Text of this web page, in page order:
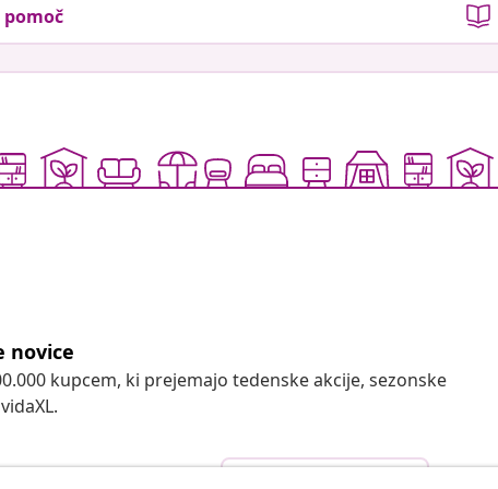
pomoč
novice
kupcem, ki prejemajo tedenske akcije, sezonske